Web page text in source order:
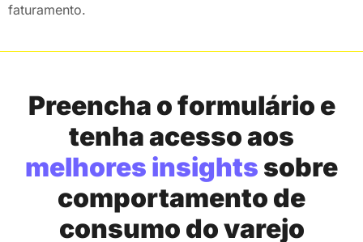
faturamento.​
Preencha o formulário e
tenha acesso aos
melhores insights sobre
comportamento de
consumo do varejo